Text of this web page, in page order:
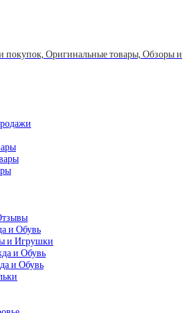
покупок, Оригинальные товары, Обзоры и
и Обувь
и Игрушки
и Обувь
и Обувь